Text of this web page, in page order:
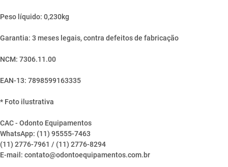
Peso líquido: 0,230kg
Garantia: 3 meses legais, contra defeitos de fabricação
NCM: 7306.11.00
EAN-13: 7898599163335
* Foto ilustrativa
CAC - Odonto Equipamentos
WhatsApp: (11) 95555-7463
(11) 2776-7961 / (11) 2776-8294
E-mail: contato@odontoequipamentos.com.br